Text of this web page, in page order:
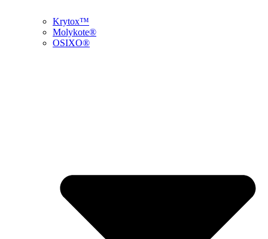
Krytox™
Molykote®
OSIXO®